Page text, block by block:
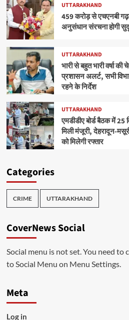
UTTARAKHAND
459 करोड़ से एचएनबी
अनुसंधान संरचना होगी
UTTARAKHAND
भारी से बहुत भारी वर्षा की
प्रशासन अलर्ट, सभी
रहने के निर्देश
UTTARAKHAND
एमडीडीए बोर्ड बैठक में 25
मिली मंजूरी, देहरादून-
को मिलेगी रफ्तार
Categories
CRIME UTTARAKHAND
CoverNews Social
Social menu is not set. You need to
to Social Menu on Menu Settings.
Meta
Log in